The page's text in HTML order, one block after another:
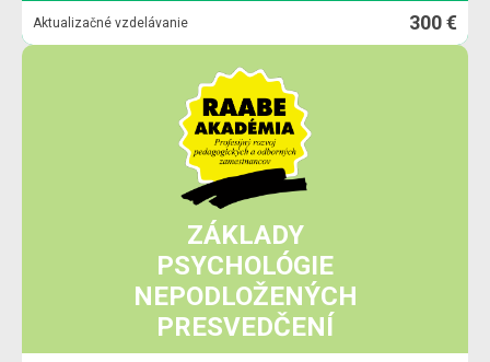
Aktualizačné vzdelávanie 300 €
ZÁKLADY
PSYCHOLÓGIE
NEPODLOŽENÝCH
PRESVEDČENÍ